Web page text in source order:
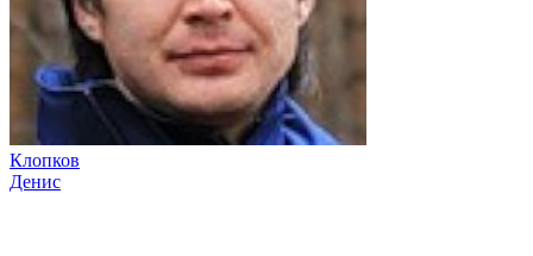
Клопков
Денис